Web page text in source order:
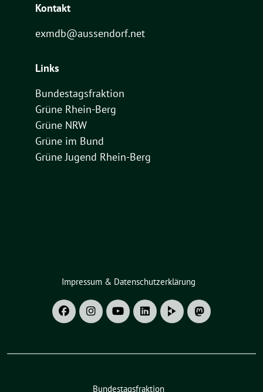
Kontakt
exmdb@aussendorf.net
Links
Bundestagsfraktion
Grüne Rhein-Berg
Grüne NRW
Grüne im Bund
Grüne Jugend Rhein-Berg
Impressum & Datenschutzerklärung
Bundestagsfraktion